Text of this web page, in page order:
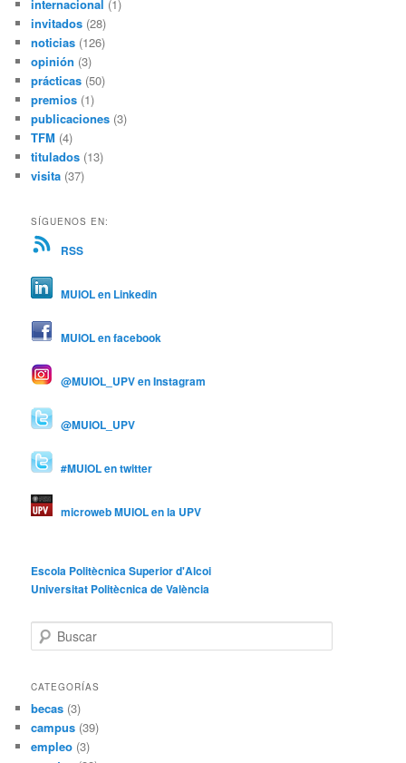
internacional (1)
invitados (28)
noticias (126)
opinión (3)
prácticas (50)
premios (1)
publicaciones (3)
TFM (4)
titulados (13)
visita (37)
SÍGUENOS EN:
RSS
MUIOL en Linkedin
MUIOL en facebook
@MUIOL_UPV en Instagram
@MUIOL_UPV
#MUIOL en twitter
microweb MUIOL en la UPV
Escola Politècnica Superior d'Alcoi
Universitat Politècnica de València
u
c
r
CATEGORÍAS
becas (3)
campus (39)
empleo (3)